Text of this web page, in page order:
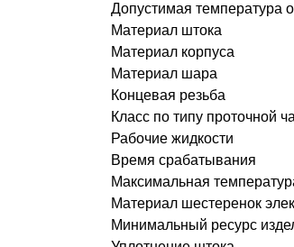
Допустимая температура
Материал штока
Материал корпуса
Материал шара
Концевая резьба
Класс по типу проточной
Рабочие жидкости
Время срабатывания
Максимальная
Материал шестеренок
Минимальный ресурс